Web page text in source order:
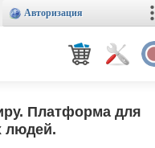
Авторизация
Платформа для
людей.